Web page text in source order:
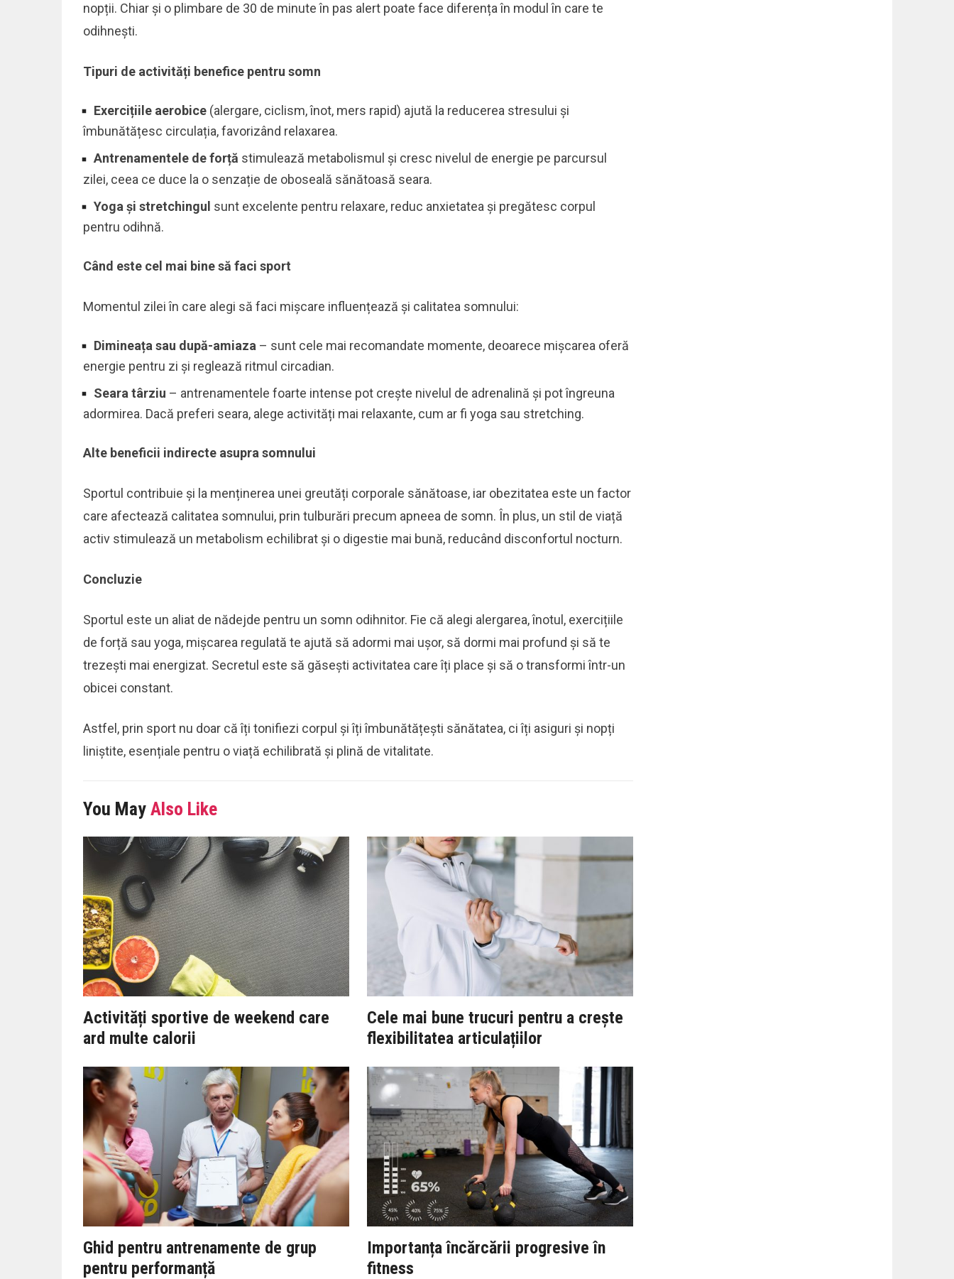
nopții. Chiar și o plimbare de 30 de minute în pas alert poate face diferența în modul în care te
odihnești.
Tipuri de activități benefice pentru somn
Exercițiile aerobice (alergare, ciclism, înot, mers rapid) ajută la reducerea stresului și
îmbunătățesc circulația, favorizând relaxarea.
Antrenamentele de forță stimulează metabolismul și cresc nivelul de energie pe parcursul
zilei, ceea ce duce la o senzație de oboseală sănătoasă seara.
Yoga și stretchingul sunt excelente pentru relaxare, reduc anxietatea și pregătesc corpul
pentru odihnă.
Când este cel mai bine să faci sport
Momentul zilei în care alegi să faci mișcare influențează și calitatea somnului:
Dimineața sau după-amiaza – sunt cele mai recomandate momente, deoarece mișcarea oferă
energie pentru zi și reglează ritmul circadian.
Seara târziu – antrenamentele foarte intense pot crește nivelul de adrenalină și pot îngreuna
adormirea. Dacă preferi seara, alege activități mai relaxante, cum ar fi yoga sau stretching.
Alte beneficii indirecte asupra somnului
Sportul contribuie și la menținerea unei greutăți corporale sănătoase, iar obezitatea este un factor
care afectează calitatea somnului, prin tulburări precum apneea de somn. În plus, un stil de viață
activ stimulează un metabolism echilibrat și o digestie mai bună, reducând disconfortul nocturn.
Concluzie
Sportul este un aliat de nădejde pentru un somn odihnitor. Fie că alegi alergarea, înotul, exercițiile
de forță sau yoga, mișcarea regulată te ajută să adormi mai ușor, să dormi mai profund și să te
trezești mai energizat. Secretul este să găsești activitatea care îți place și să o transformi într-un
obicei constant.
Astfel, prin sport nu doar că îți tonifiezi corpul și îți îmbunătățești sănătatea, ci îți asiguri și nopți
liniștite, esențiale pentru o viață echilibrată și plină de vitalitate.
You May Also Like
Activități sportive de weekend care
ard multe calorii
Cele mai bune trucuri pentru a crește
flexibilitatea articulațiilor
Ghid pentru antrenamente de grup
pentru performanță
Importanța încărcării progresive în
fitness